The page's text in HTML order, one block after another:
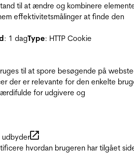
til at ændre og kombinere
effektivitetsmålinger at finde den
: 1 dagType: HTTP Cookie
til at spore besøgende på
der er relevante for den enkelte
for udgivere og
udbyder
hvordan brugeren har tilgået